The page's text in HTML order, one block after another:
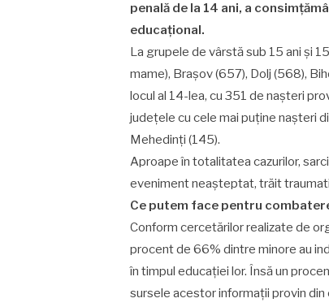
penală de la 14 ani, a
educațional.
La grupele de vârstă sub 15 ani și
mame), Brașov (657), Dolj (568),
locul al 14-lea, cu 351 de nașteri
județele cu cele mai puține nașteri
Mehedinți (145).
Aproape în totalitatea cazurilor,
eveniment neașteptat, trăit
Ce putem face pentru
Conform cercetărilor realizate de
procent de 66% dintre minore au
în timpul educației lor. Însă un
sursele acestor informații provin